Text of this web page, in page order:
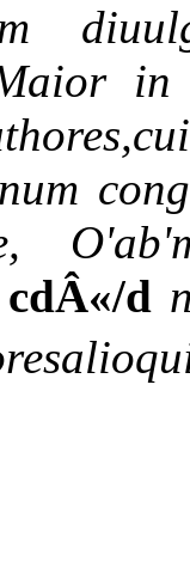
in
d